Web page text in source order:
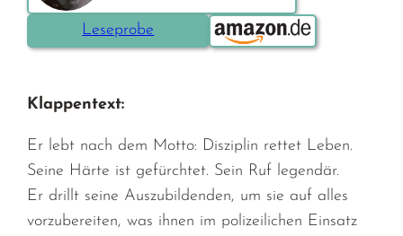
Leseprobe Bestellen über:
Klappentext:
Er lebt nach dem Motto: Disziplin rettet Leben.
Seine Härte ist gefürchtet. Sein Ruf legendär.
Er drillt seine Auszubildenden, um sie auf alles
vorzubereiten, was ihnen im polizeilichen Einsatz